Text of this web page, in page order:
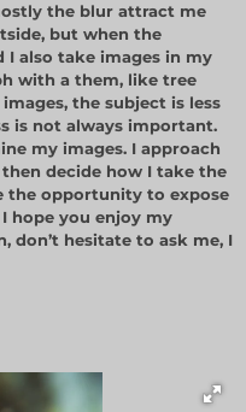
the blur attract me
but when the
I also take images in my
with a them, like tree
the subject is less
is not always important.
my images. I approach
decide how I take the
the opportunity to expose
hope you enjoy my
don’t hesitate to ask me, I